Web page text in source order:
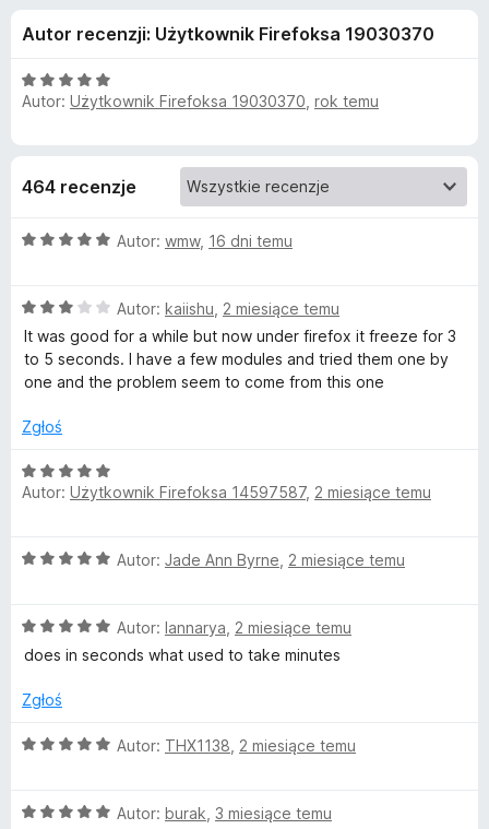
r
i
r
e
o
e
d
o
d
t
k
T
a
R
l
o
Autor recenzji: Użytkownik Firefoksa 19030370
O
c
:
/
Autor: Użytkownik Firefoksa 19030370 rok temu
464 recenzje
O
n
a
:
5
5
Autor: wmw, 16 dni temu
O
c
e
n
:
/
5
Autor: kaiishu 2 miesiące temu
It was good for a while but now under firefox it freeze for 3
to 5 seconds. I have a few modules and tried them one by
one and the problem seem to come from this one
Zgłoś
O
c
a
/
5
Autor: Użytkownik Firefoksa 14597587, 2 miesiące temu
O
n
a
5
5
Autor: Jade Ann Byrne 2 miesiące temu
O
c
n
:
5
Autor: Iannarya 2 miesiące temu
does in seconds what used to take minutes
Zgłoś
O
n
Autor: THX1138 2 miesiące temu
O
Autor: burak 3 miesiące temu